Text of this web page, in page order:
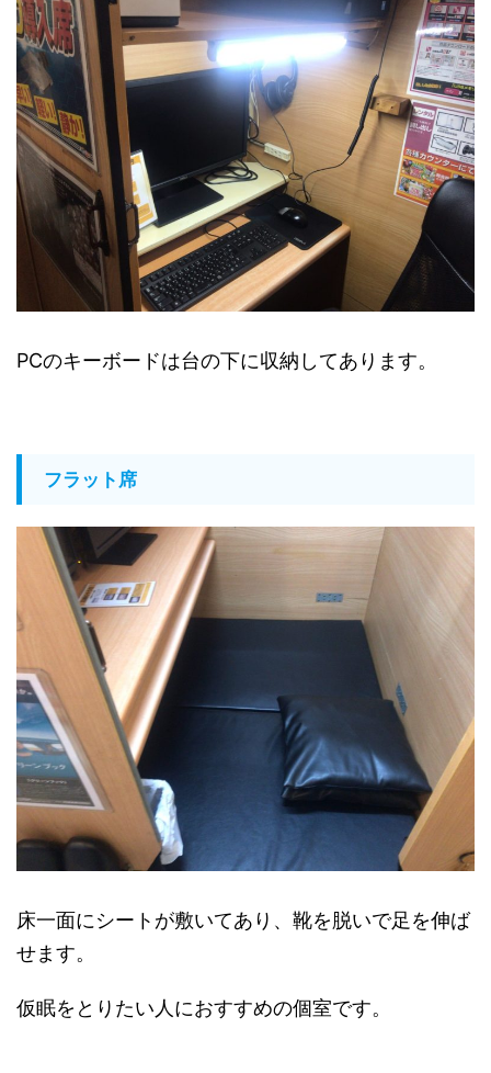
PCのキーボードは台の下に収納してあります。
フラット席
床一面にシートが敷いてあり、靴を脱いで足を伸ば
せます。
仮眠をとりたい人におすすめの個室です。